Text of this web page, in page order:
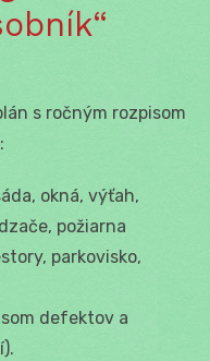
s ročným rozpisom
okná, výťah,
požiarna
parkovisko,
defektov a